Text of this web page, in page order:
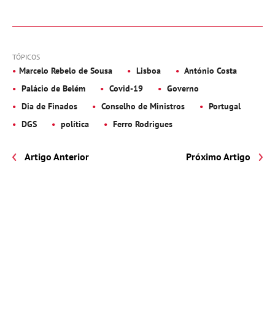
TÓPICOS
Marcelo Rebelo de Sousa Lisboa
António Costa
Palácio de Belém
Covid-19
Governo
Dia de Finados
Conselho de Ministros
Portugal
DGS
política Ferro Rodrigues
Artigo Anterior Próximo Artigo